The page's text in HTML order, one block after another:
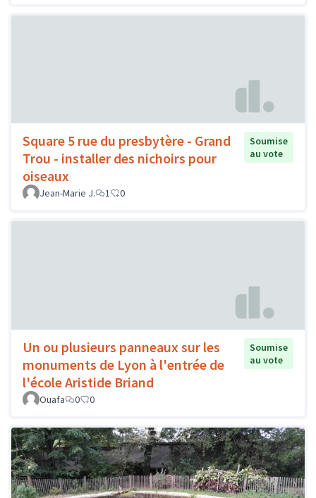
Square 5 rue du presbytère - Grand
Trou - installer des nichoirs pour
oiseaux
Soumise
au vote
Jean-Marie J. 1 0
Un ou plusieurs panneaux sur les
monuments de Lyon à l'entrée de
l'école Aristide Briand
Soumise
au vote
Ouafa 0 0